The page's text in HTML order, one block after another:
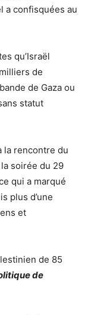
a confisquées au
qu’Israël
de
de Gaza ou
statut
la rencontre du
soirée du 29
qui a marqué
plus d’une
et
de 85
de